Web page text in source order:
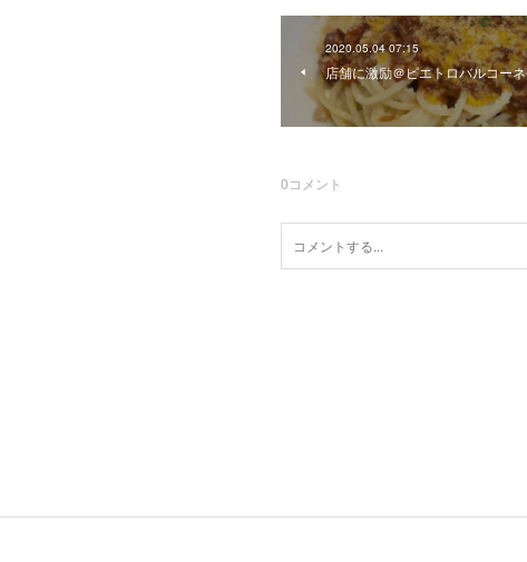
2020.05.04 07:15
店舗に激励＠ピエトロバルコー
0コメント